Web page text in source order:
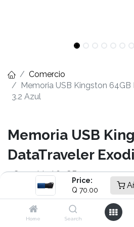
Price:
Q 70.00
Home Search
Comercio
Memoria USB Kingston 64GB
3.2 Azul
Memoria USB
DataTraveler
- Capacidad 64GB
- Interfaz USB 3.2 Gen 1 tipo A
- Compatible con Windows® 11,
- Compatible con Mac OS
- Compatible con Linux (v. 2.6.x +)